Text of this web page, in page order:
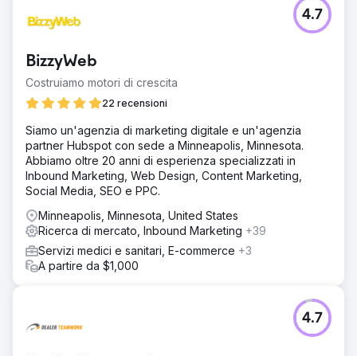
BizzyWeb
Costruiamo motori di crescita
22 recensioni
4.7
Siamo un'agenzia di marketing digitale e un'agenzia
partner Hubspot con sede a Minneapolis, Minnesota.
Abbiamo oltre 20 anni di esperienza specializzati in
Inbound Marketing, Web Design, Content Marketing,
Social Media, SEO e PPC.
Minneapolis, Minnesota, United States
Ricerca di mercato, Inbound Marketing +39
Servizi medici e sanitari, E-commerce +3
A partire da $1,000
4.7